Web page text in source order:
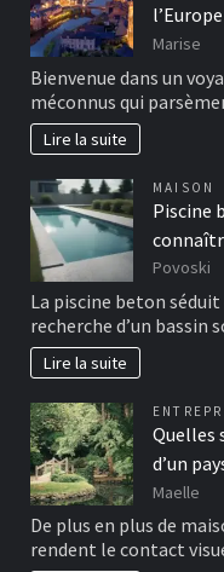
Marise
Bienvenue dans un
méconnus qui
Lire la suite
MAISON
Piscine
Povoski
La piscine beton
recherche d’un
Lire la suite
Quelles
d’un
Maelle
De plus en plus de
rendent le contact